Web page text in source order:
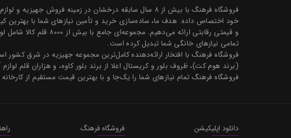
فروشگاه فرهنگ با بیش از ۸ سال سابقه درخشان در زمینه
خود اختصاص داده. هدف ما، ساده‌سازی خرید و تأمین نیازهای شما با بهترین
و قیمتی رقابتی ارائه
تمامی نیازهای خانگی شما تبدیل کرده است.
فروشگاه فرهنگ با افتخار ارائه‌دهنده کامل‌ترین مجموعه جهیزیه در شرق
(برند هوم کت)، ظروف بلور و کریستال اعلا از برند بلور کاوه، و هزاران قلم
فروشگاه فرهنگ تمام نیازهای شما را یک‌جا و با بهترین قیمت مستقیم از
دانلود اپلیکیشن
فروشگاه فرهنگ